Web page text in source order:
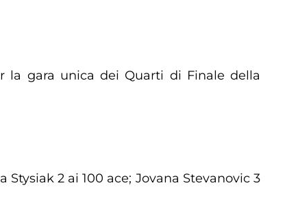
la gara unica dei Quarti di Finale della
2 ai 100 ace; Jovana Stevanovic 3